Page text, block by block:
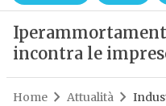
incontra le
Home Attualità